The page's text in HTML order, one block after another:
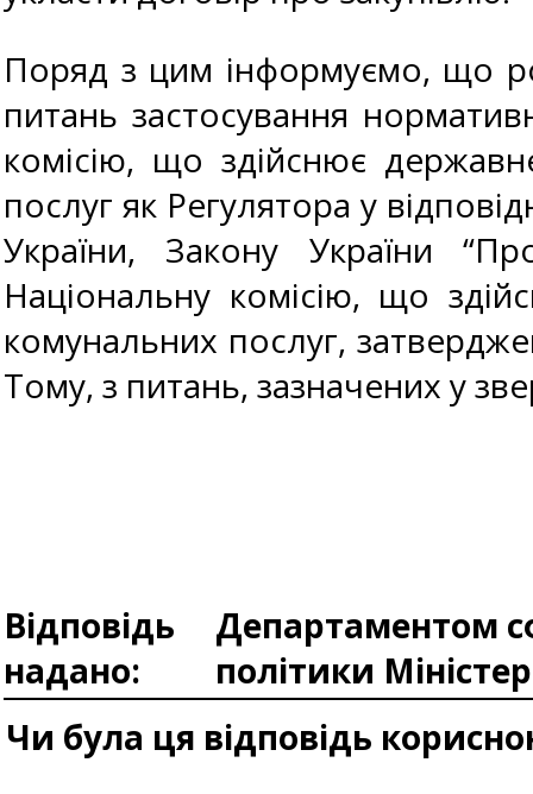
Поряд з цим інформуємо, що
питань застосування
комісію, що здійснює
послуг як Регулятора у
України, Закону України
Національну комісію, що
комунальних послуг,
Тому, з питань, зазначених у
Відповідь
надано:
Департаментом
політики
Чи була ця відповідь